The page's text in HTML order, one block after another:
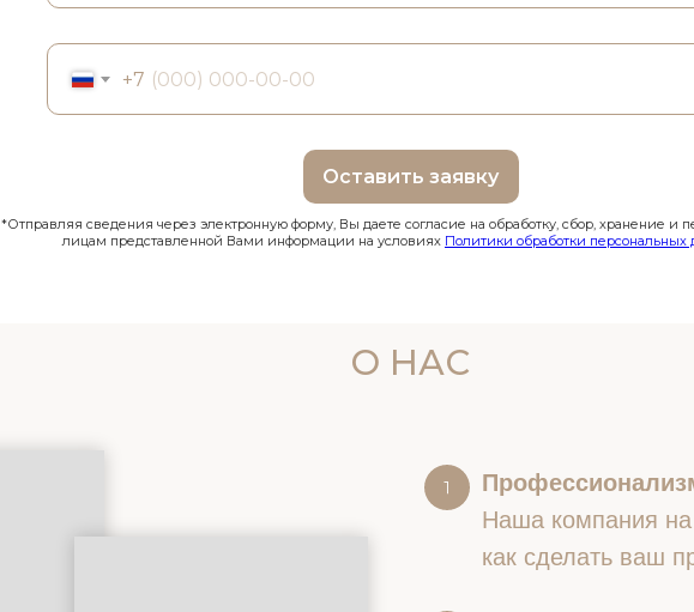
+7
Оставить заявку
*Отправляя сведения через электронную форму, Вы даете согласие на обработку, сбор, хранение и
лицам представленной Вами информации на условиях Политики обработки персональных
О НАС
Наша компания
как сделать ваш